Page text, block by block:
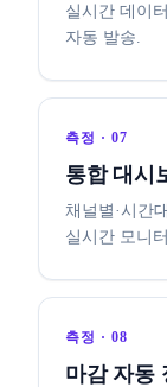
실시간 데이
자동 발송.
측정 · 07
통합 대시
채널별·시간
실시간 모니
측정 · 08
마감 자동